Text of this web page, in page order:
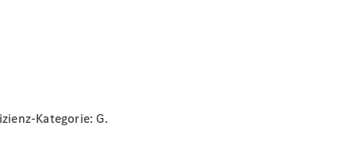
Kategorie: G.